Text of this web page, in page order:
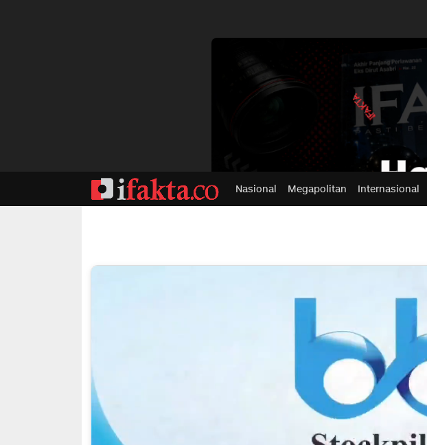
Nasional Megapolitan Internasional